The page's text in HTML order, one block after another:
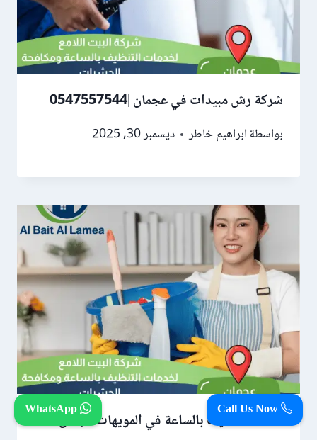
شركة رش مبيدات في عجمان |0547557544
بواسطةابراهيم خاطر ديسمبر 30, 2025
عاملات تنظيف بالساعة في المويهات عجمان